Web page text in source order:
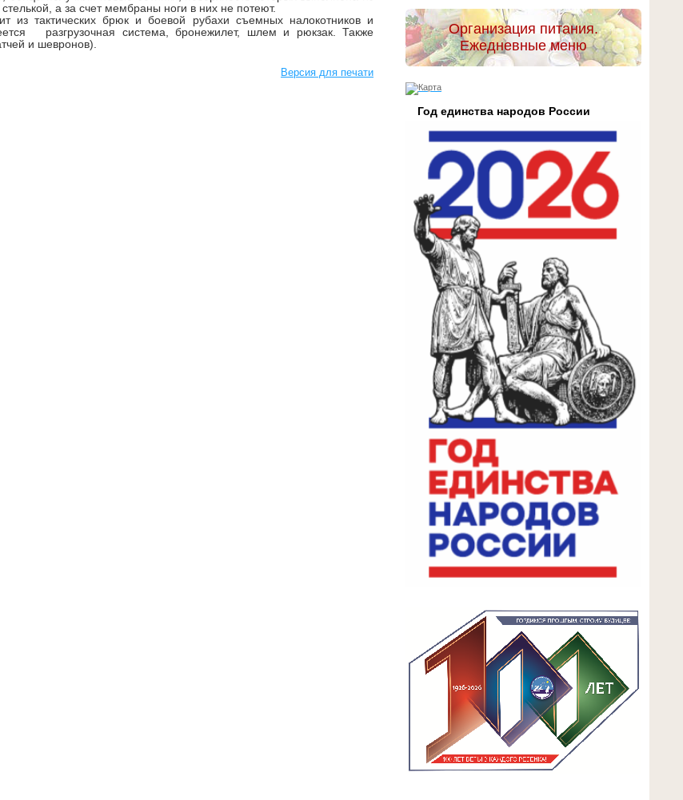
а за счет мембраны ноги в них не потеют.
из тактических брюк и боевой рубахи съемных налокотников и
разгрузочная система, бронежилет, шлем и рюкзак. Также
и шевронов).
Версия для печати
Организация питания.
Ежедневные меню
Год единства народов России